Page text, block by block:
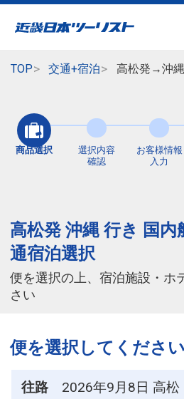
TOP 交通+宿泊 高松発→沖
商品選択
選択内容
確認
お客様情報
入力
高松発 沖縄 行き 国内
通宿泊選択
便を選択の上、宿泊施設・ホ
さい
便を選択してください
往路
2026年9月8日 高